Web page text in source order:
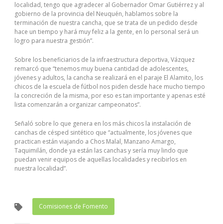
localidad, tengo que agradecer al Gobernador Omar Gutiérrez y al
gobierno de la provincia del Neuquén, hablamos sobre la
terminación de nuestra cancha, que se trata de un pedido desde
hace un tiempo y hará muy feliz a la gente, en lo personal será un
logro para nuestra gestión”.
Sobre los beneficiarios de la infraestructura deportiva, Vázquez
remarcó que “tenemos muy buena cantidad de adolescentes,
jóvenes y adultos, la cancha se realizará en el paraje El Alamito, los
chicos de la escuela de fútbol nos piden desde hace mucho tiempo
la concreción de la misma, por eso es tan importante y apenas esté
lista comenzarán a organizar campeonatos”.
Señaló sobre lo que genera en los más chicos la instalación de
canchas de césped sintético que “actualmente, los jóvenes que
practican están viajando a Chos Malal, Manzano Amargo,
Taquimilán, donde ya están las canchas y sería muy lindo que
puedan venir equipos de aquellas localidades y recibirlos en
nuestra localidad”.
Comisiones de Fomento